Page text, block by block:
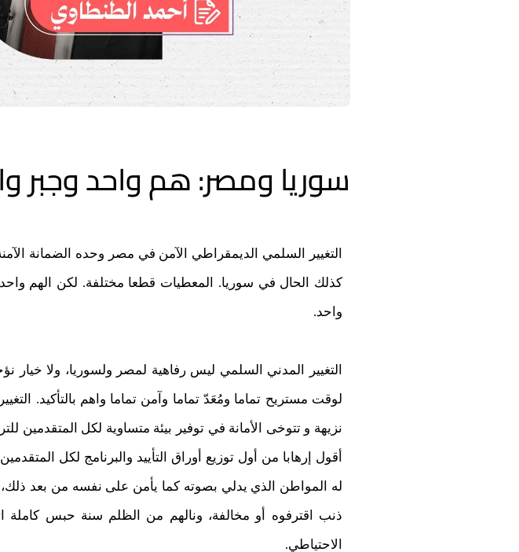
سوريا ومصر: هم واحد وجبر
التغيير السلمي الديمقراطي الآمن في مصر وحده الضمانة
كذلك الحال في سوريا. المعطيات قطعا مختلفة. لكن الهم
واحد.
التغيير المدني السلمي ليس رفاهية لمصر ولسوريا، ولا خيار
لوقت مستريح تماما ومُعَدّ تماما وآمن تماما واهم بالتأكيد.
نزيهة و تتوخى الأمانة في توفير بيئة متساوية لكل المتقدمين
أقول إرهابا من أول توزيع أوراق التأييد والبرنامج لكل
له المواطن الذي يدلي بصوته كما يأمن على نفسه من بعد
ذنب اقترفوه أو مخالفة، ونالهم من الظلم سنة حبس
الاحتياطي.